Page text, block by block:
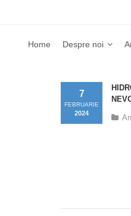
Home Despre noi
7
FEBRUARIE
2024